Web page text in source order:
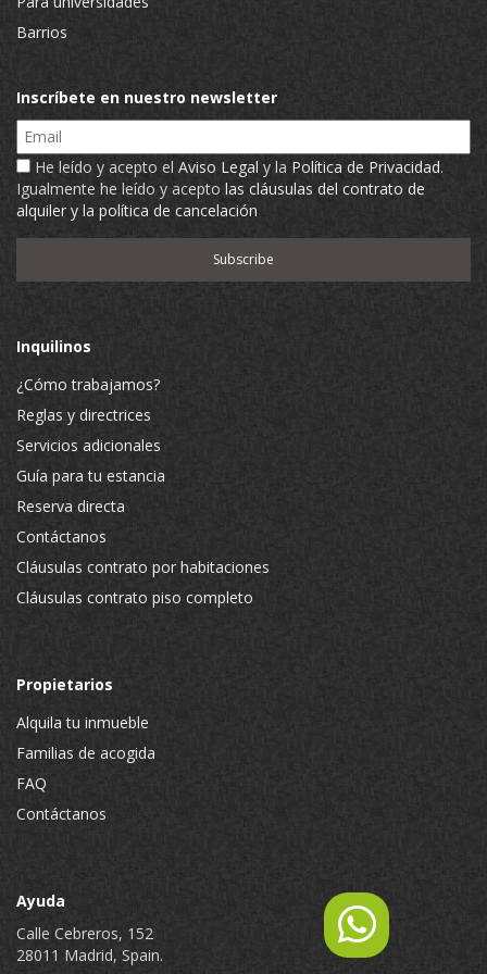
Barrios
Inscríbete en nuestro newsletter
Email
He leído y acepto el Aviso Legal y la Política de Privacidad.
Igualmente he leído y acepto las cláusulas del contrato de
alquiler y la política de cancelación
Inquilinos
¿Cómo trabajamos?
Reglas y directrices
Servicios adicionales
Guía para tu estancia
Reserva directa
Contáctanos
Cláusulas contrato por habitaciones
Cláusulas contrato piso completo
Propietarios
Alquila tu inmueble
Familias de acogida
FAQ
Contáctanos
Ayuda
Calle Cebreros, 152
28011 Madrid, Spain.